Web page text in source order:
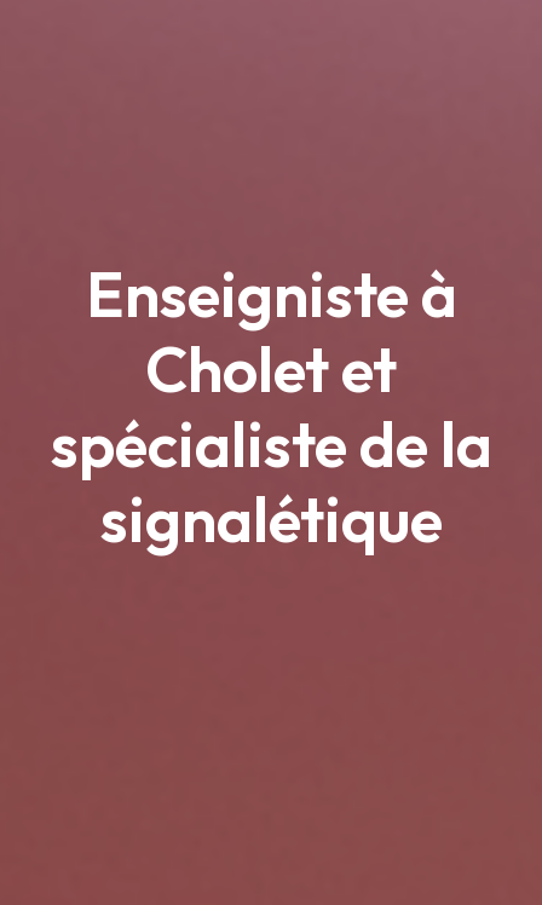
Enseigniste à
Cholet et
spécialiste de la
signalétique